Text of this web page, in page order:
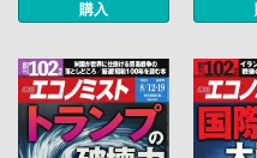
購入